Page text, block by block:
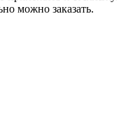
можно заказать.